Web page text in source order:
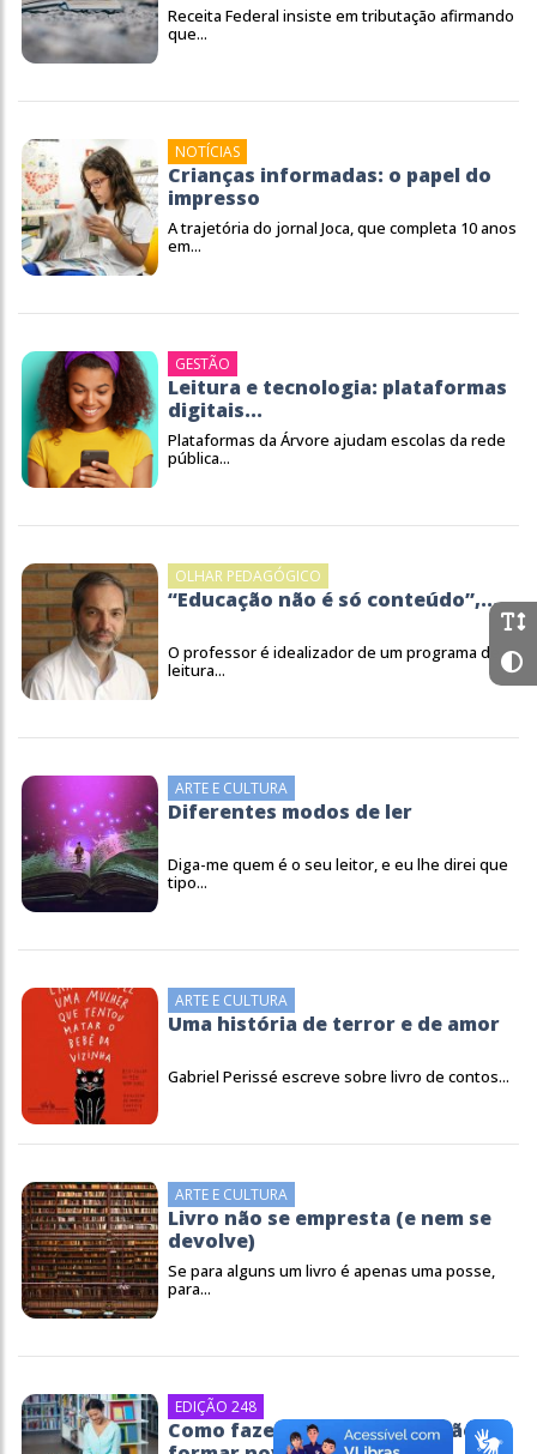
Receita Federal insiste em tributação afirmando
que...
NOTÍCIAS
Crianças informadas: o papel do
impresso
A trajetória do jornal Joca, que completa 10 anos
em...
GESTÃO
Leitura e tecnologia: plataformas
digitais...
Plataformas da Árvore ajudam escolas da rede
pública...
OLHAR PEDAGÓGICO
“Educação não é só conteúdo”,...
O professor é idealizador de um programa de
leitura...
ARTE E CULTURA
Diferentes modos de ler
Diga-me quem é o seu leitor, e eu lhe direi que
tipo...
ARTE E CULTURA
Uma história de terror e de amor
Gabriel Perissé escreve sobre livro de contos...
ARTE E CULTURA
Livro não se empresta (e nem se
devolve)
Se para alguns um livro é apenas uma posse,
para...
EDIÇÃO 248
Como fazer uma boa mediação e